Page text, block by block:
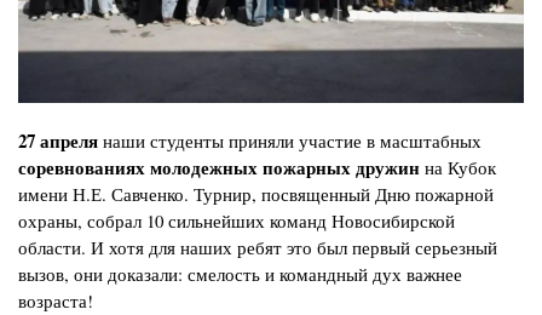
27 апреля наши студенты приняли участие в масштабных
соревнованиях молодежных пожарных дружин на Кубок
имени Н.Е. Савченко. Турнир, посвященный Дню пожарной
охраны, собрал 10 сильнейших команд Новосибирской
области. И хотя для наших ребят это был первый серьезный
вызов, они доказали: смелость и командный дух важнее
возраста!